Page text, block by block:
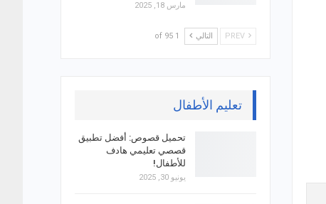
مارس 18, 2025
التالي 1 of 95
تعليم الأطفال
تحميل قصوص: أفضل تطبيق
قصصي تعليمي هادف
للأطفال!
يونيو 30, 2025